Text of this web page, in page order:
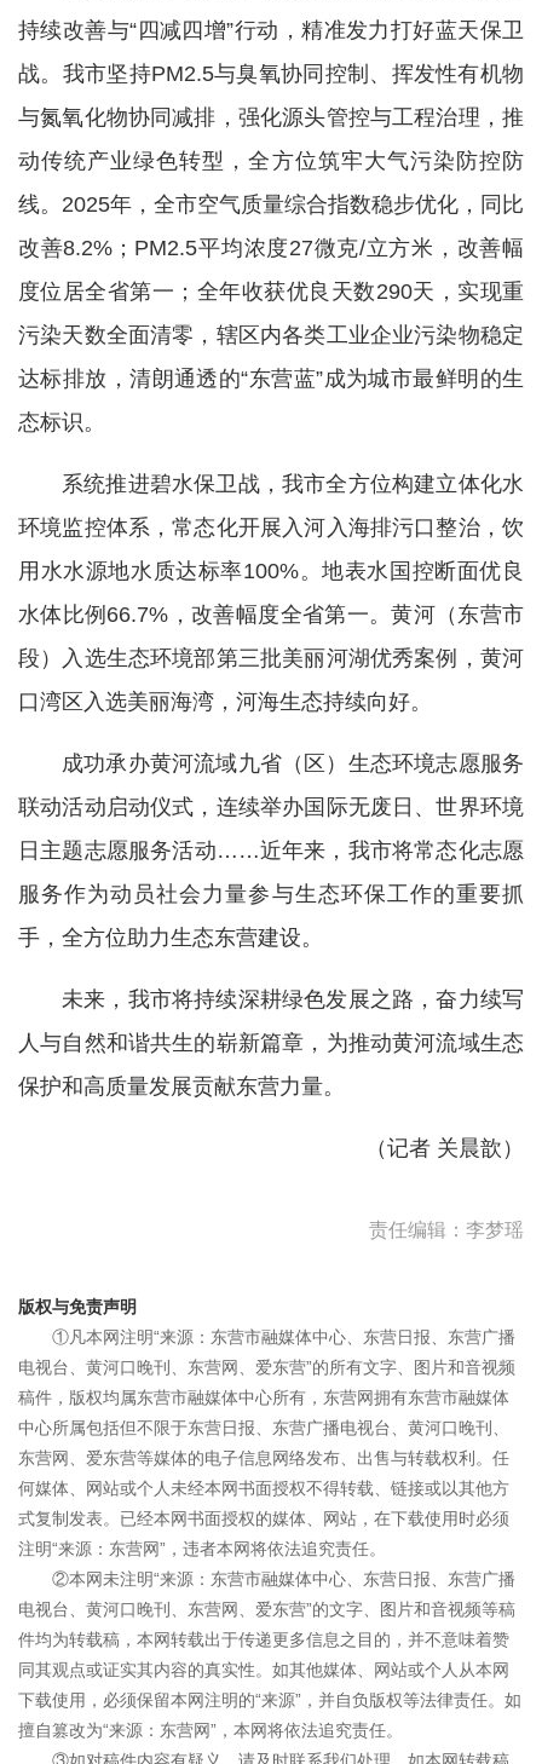
持续改善与“四减四增”行动，精准发力打好蓝天保卫
战。我市坚持PM2.5与臭氧协同控制、挥发性有机物
与氮氧化物协同减排，强化源头管控与工程治理，推
动传统产业绿色转型，全方位筑牢大气污染防控防
线。2025年，全市空气质量综合指数稳步优化，同比
改善8.2%；PM2.5平均浓度27微克/立方米，改善幅
度位居全省第一；全年收获优良天数290天，实现重
污染天数全面清零，辖区内各类工业企业污染物稳定
达标排放，清朗通透的“东营蓝”成为城市最鲜明的生
态标识。
系统推进碧水保卫战，我市全方位构建立体化水
环境监控体系，常态化开展入河入海排污口整治，饮
用水水源地水质达标率100%。地表水国控断面优良
水体比例66.7%，改善幅度全省第一。黄河（东营市
段）入选生态环境部第三批美丽河湖优秀案例，黄河
口湾区入选美丽海湾，河海生态持续向好。
成功承办黄河流域九省（区）生态环境志愿服务
联动活动启动仪式，连续举办国际无废日、世界环境
日主题志愿服务活动……近年来，我市将常态化志愿
服务作为动员社会力量参与生态环保工作的重要抓
手，全方位助力生态东营建设。
未来，我市将持续深耕绿色发展之路，奋力续写
人与自然和谐共生的崭新篇章，为推动黄河流域生态
保护和高质量发展贡献东营力量。
（记者 关晨歆）
责任编辑：李梦瑶
版权与免责声明
①凡本网注明“来源：东营市融媒体中心、东营日报、东营广播
电视台、黄河口晚刊、东营网、爱东营”的所有文字、图片和音视频
稿件，版权均属东营市融媒体中心所有，东营网拥有东营市融媒体
中心所属包括但不限于东营日报、东营广播电视台、黄河口晚刊、
东营网、爱东营等媒体的电子信息网络发布、出售与转载权利。任
何媒体、网站或个人未经本网书面授权不得转载、链接或以其他方
式复制发表。已经本网书面授权的媒体、网站，在下载使用时必须
注明“来源：东营网”，违者本网将依法追究责任。
②本网未注明“来源：东营市融媒体中心、东营日报、东营广播
电视台、黄河口晚刊、东营网、爱东营”的文字、图片和音视频等稿
件均为转载稿，本网转载出于传递更多信息之目的，并不意味着赞
同其观点或证实其内容的真实性。如其他媒体、网站或个人从本网
下载使用，必须保留本网注明的“来源”，并自负版权等法律责任。如
擅自篡改为“来源：东营网”，本网将依法追究责任。
③如对稿件内容有疑义，请及时联系我们处理。如本网转载稿